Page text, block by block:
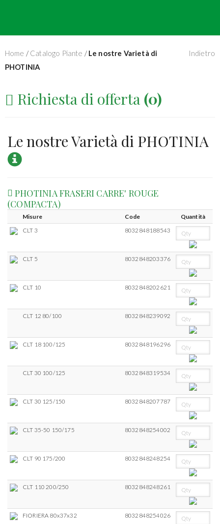
Indietro
Home / Catalogo Piante / Le nostre Varietà di
PHOTINIA
Richiesta di offerta (0)
Le nostre Varietà di PHOTINIA
PHOTINIA FRASERI CARRE' ROUGE
(COMPACTA)
Misure Code
Quantità
CLT 3
8032848188543
CLT 5 8032848203376
CLT 10 8032848202621
CLT 12 80/100 8032848239092
CLT 18 100/125 8032848196296
CLT 30 100/125 8032848319534
CLT 30 125/150 8032848207787
CLT 35-50 150/175 8032848254002
CLT 90 175/200 8032848248254
CLT 110 200/250 8032848248261
FIORIERA 80x37x32 8032848254026